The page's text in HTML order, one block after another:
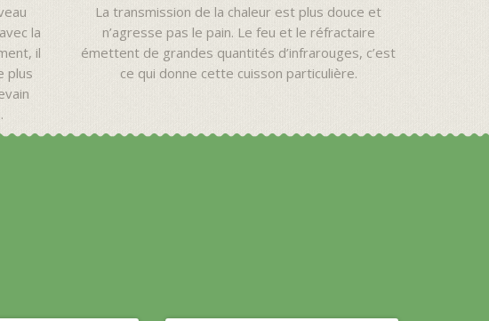
la
il
plus
La transmission de la chaleur est plus douce et
n’agresse pas le pain. Le feu et le réfractaire
émettent de grandes quantités d’infrarouges, c’est
ce qui donne cette cuisson particulière.